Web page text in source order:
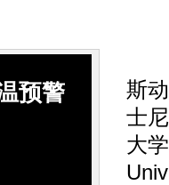
预警
斯
士
大